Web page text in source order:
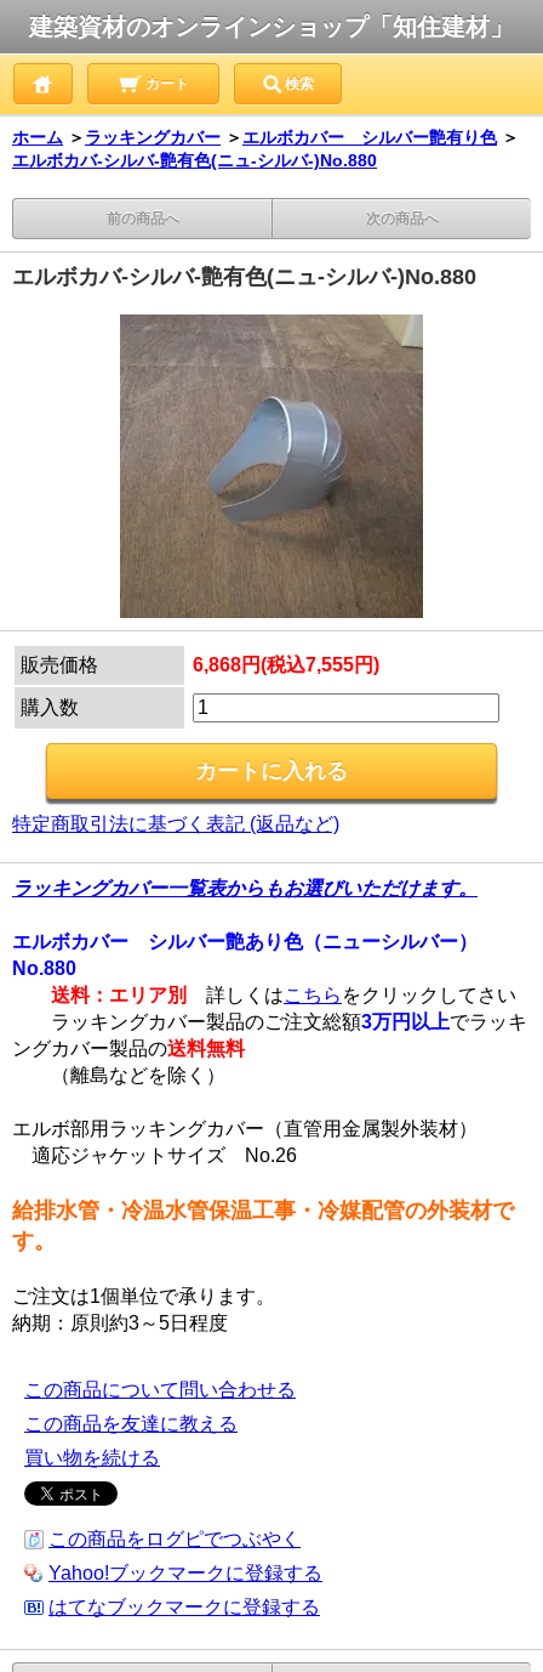
建築資材のオンラインショップ「知住建材」
カート 検索
ホーム ＞ ラッキングカバー ＞ エルボカバー シルバー艶有り色 ＞
エルボカバ-シルバ-艶有色(ニュ-シルバ-)No.880
前の商品へ 次の商品へ
エルボカバ-シルバ-艶有色(ニュ-シルバ-)No.880
販売価格 6,868円(税込7,555円)
購入数
特定商取引法に基づく表記 (返品など)
ラッキングカバー一覧表からもお選びいただけます。
エルボカバー シルバー艶あり色（ニューシルバー）
No.880
送料：エリア別
詳しくはこちら をクリックしてさい
ラッキングカバー製品のご注文総額3万円以上でラッキ
ングカバー製品の送料無料
（離島などを除く）
エルボ部用ラッキングカバー（直管用金属製外装材）
適応ジャケットサイズ No.26
給排水管・冷温水管保温工事・冷媒配管の外装材で
す。
ご注文は1個単位で承ります。
納期：原則約3～5日程度
この商品について問い合わせる
この商品を友達に教える
買い物を続ける
この商品をログピでつぶやく
Yahoo!ブックマークに登録する
はてなブックマークに登録する